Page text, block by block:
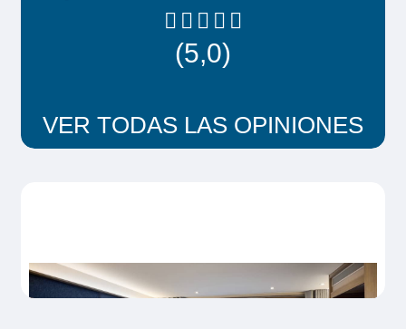
(5,0)
VER TODAS LAS OPINIONES